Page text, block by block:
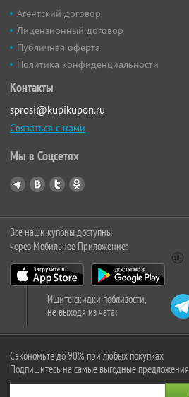
Агентский договор
Лицензионный договор
Публичная оферта
Политика конфиденциальности
Контакты
sprosi@kupikupon.ru
Связаться с нами
Мы в Соцсетях
Все наши купоны доступны
через Мобильное Приложение:
Ищите скидки поблизости,
не выходя из чата:
Сэкономьте до 90% при любых покупках
Подпишитесь на самые выгодные предложения